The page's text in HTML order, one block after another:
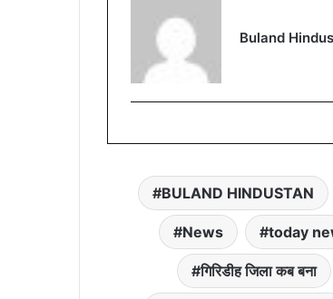
Buland
BULAND HINDUSTAN
News today
गिरिडीह जिला कब बना